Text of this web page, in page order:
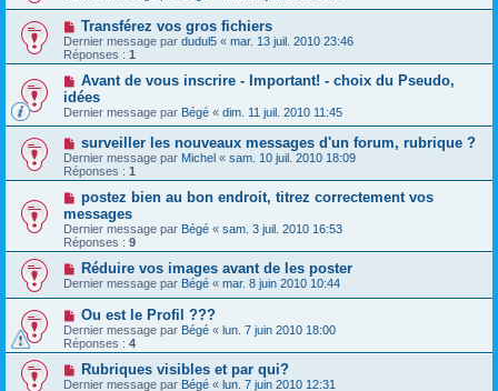
Transférez vos gros fichiers
Dernier message par dudul5 « mar. 13 juil. 2010 23:46
Réponses : 1
Avant de vous inscrire - Important! - choix du Pseudo,
idées
Dernier message par Bégé « dim. 11 juil. 2010 11:45
surveiller les nouveaux messages d'un forum, rubrique ?
Dernier message par Michel « sam. 10 juil. 2010 18:09
Réponses : 1
postez bien au bon endroit, titrez correctement vos
messages
Dernier message par Bégé « sam. 3 juil. 2010 16:53
Réponses : 9
Réduire vos images avant de les poster
Dernier message par Bégé « mar. 8 juin 2010 10:44
Ou est le Profil ???
Dernier message par Bégé « lun. 7 juin 2010 18:00
Réponses : 4
Rubriques visibles et par qui?
Dernier message par Bégé « lun. 7 juin 2010 12:31